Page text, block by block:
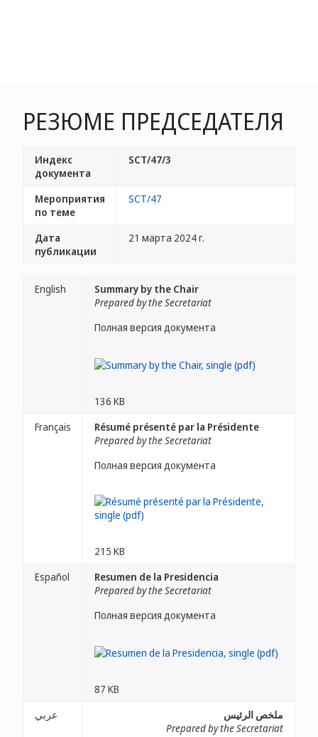
РЕЗЮМЕ ПРЕДСЕДАТЕЛЯ
Индекс
документа
SCT/47/3
Мероприятия
по теме
SCT/47
Дата
публикации
21 марта 2024 г.
English
Summary by the Chair
Prepared by the Secretariat
Полная версия документа
136 KB
Français
Résumé présenté par la Présidente
Prepared by the Secretariat
Полная версия документа
215 KB
Español
Resumen de la Presidencia
Prepared by the Secretariat
Полная версия документа
87 KB
عربي
ملخص الرئيس
Prepared by the Secretariat